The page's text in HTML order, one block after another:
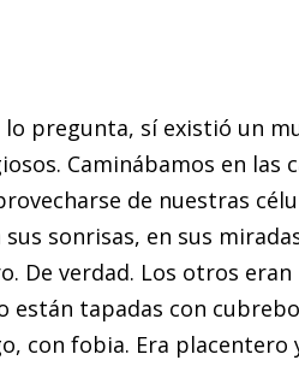
lo pregunta, sí existió un
Caminábamos en las
de nuestras
sonrisas, en sus
De verdad. Los otros
están tapadas con
con fobia. Era